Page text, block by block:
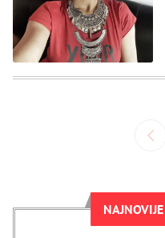
NAJNOVIJE